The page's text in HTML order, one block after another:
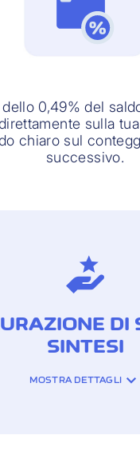
0,49% del
sulla
chiaro sul
successivo.
DI
SINTESI
MOSTRA DETTAGLI